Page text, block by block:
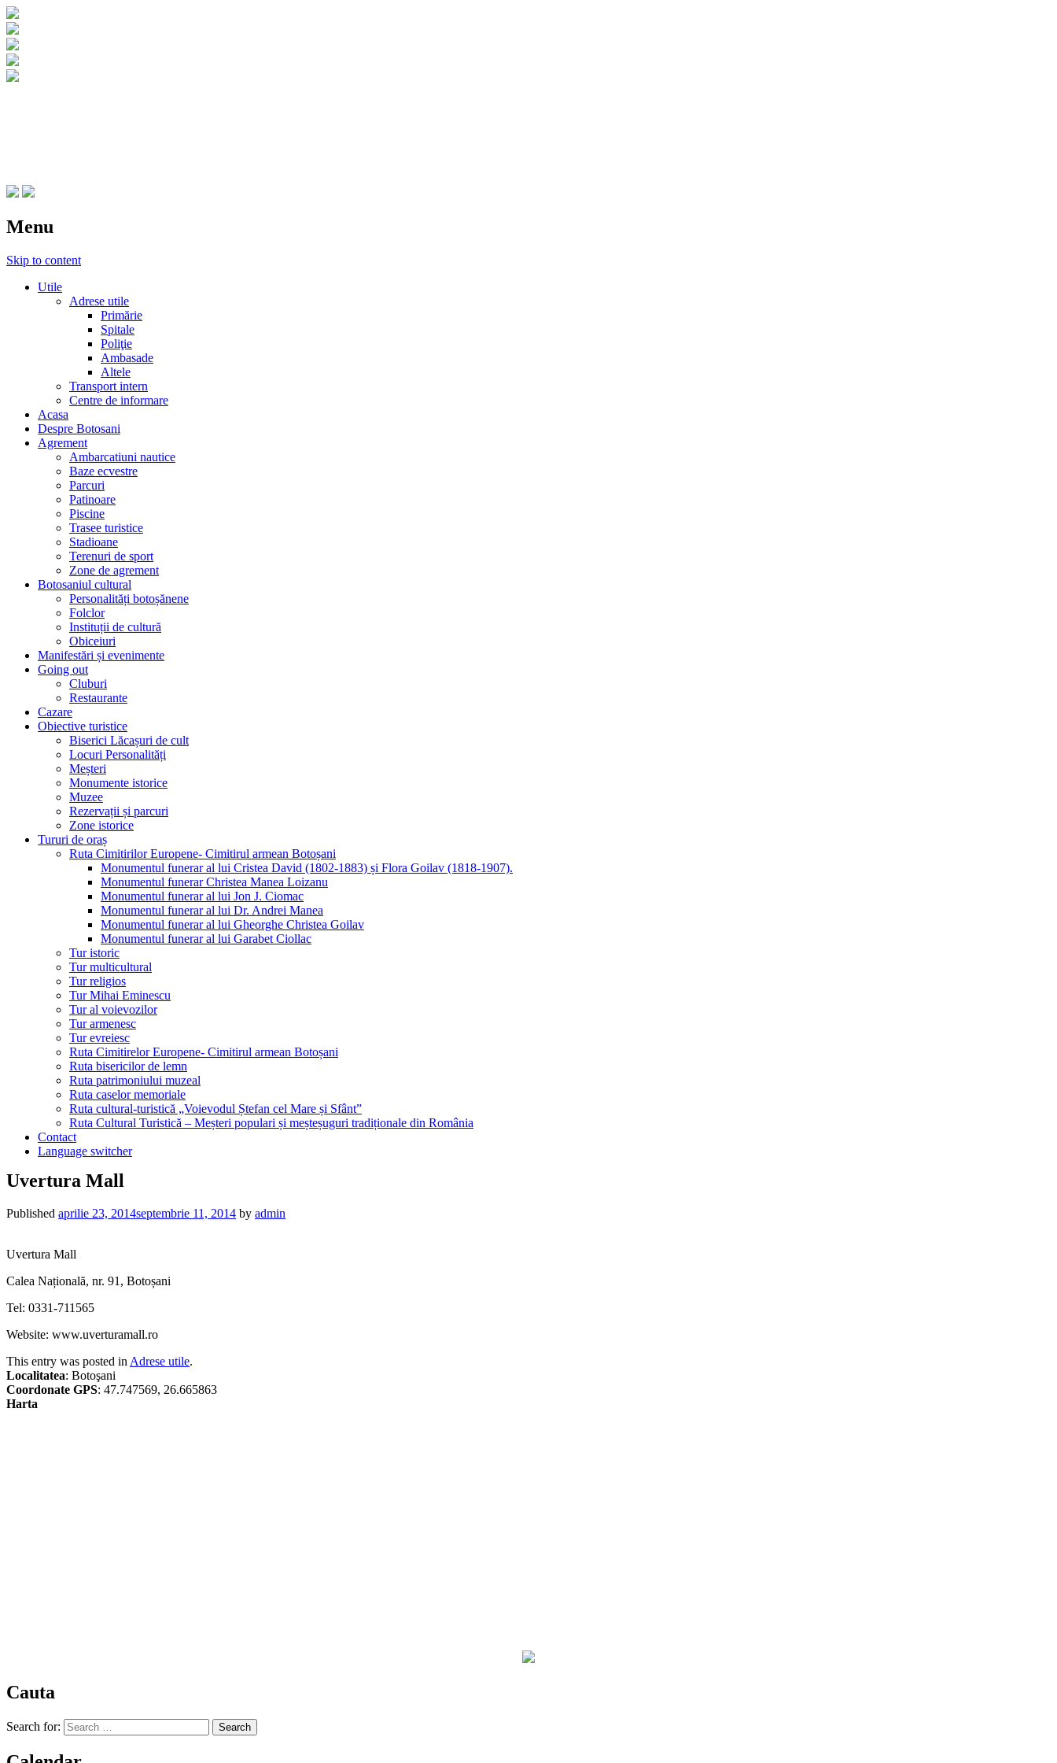
Menu
Skip to content
Utile
Adrese utile
Primărie
Spitale
Poliţie
Ambasade
Altele
Transport intern
Centre de informare
Acasa
Despre Botosani
Agrement
Ambarcatiuni nautice
Baze ecvestre
Parcuri
Patinoare
Piscine
Trasee turistice
Stadioane
Terenuri de sport
Zone de agrement
Botosaniul cultural
Personalități botoșănene
Folclor
Instituții de cultură
Obiceiuri
Manifestări și evenimente
Going out
Cluburi
Restaurante
Cazare
Obiective turistice
Biserici Lăcașuri de cult
Locuri Personalități
Meșteri
Monumente istorice
Muzee
Rezervații și parcuri
Zone istorice
Tururi de oraș
Ruta Cimitirilor Europene- Cimitirul armean Botoșani
Monumentul funerar al lui Cristea David (1802-1883) și Flora Goilav (1818-1907).
Monumentul funerar Christea Manea Loizanu
Monumentul funerar al lui Jon J. Ciomac
Monumentul funerar al lui Dr. Andrei Manea
Monumentul funerar al lui Gheorghe Christea Goilav
Monumentul funerar al lui Garabet Ciollac
Tur istoric
Tur multicultural
Tur religios
Tur Mihai Eminescu
Tur al voievozilor
Tur armenesc
Tur evreiesc
Ruta Cimitirelor Europene- Cimitirul armean Botoșani
Ruta bisericilor de lemn
Ruta patrimoniului muzeal
Ruta caselor memoriale
Ruta cultural-turistică „Voievodul Ștefan cel Mare și Sfânt”
Ruta Cultural Turistică – Meșteri populari și meșteșuguri tradiționale din România
Contact
Language switcher
Uvertura Mall
Published aprilie 23, 2014septembrie 11, 2014 by admin
Uvertura Mall
Calea Națională, nr. 91, Botoșani
Tel: 0331-711565
Website: www.uverturamall.ro
This entry was posted inAdrese utile.
Localitatea: Botoşani
Coordonate GPS: 47.747569, 26.665863
Harta
Cauta
Search for: